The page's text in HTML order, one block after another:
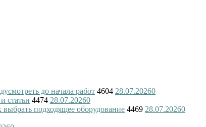
до начала работ 4604 28.07.20260
статьи 4474 28.07.20260
подходящее оборудование 4469 28.07.20260